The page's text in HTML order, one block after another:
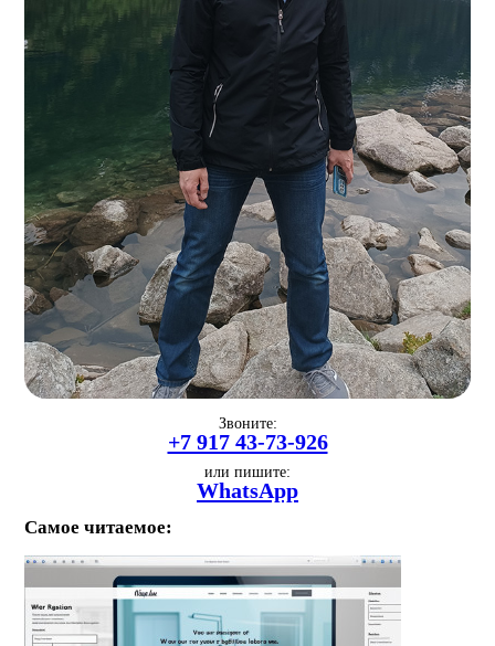
Звоните:
+7 917 43-73-926
или пишите:
WhatsApp
Самое читаемое: